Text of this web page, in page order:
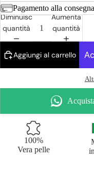
Pagamento alla
Diminuisci
quantità
Aumenta
quantità
Aggiungi al carrello
100%
Vera pelle